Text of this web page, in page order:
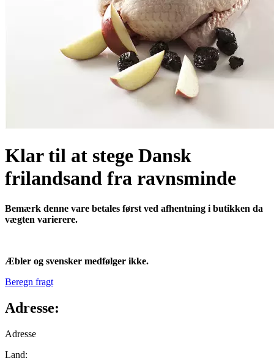
Klar til at stege Dansk
frilandsand fra ravnsminde
Bemærk denne vare betales først ved afhentning i butikken da
vægten varierere.
Æbler og svensker medfølger ikke.
Beregn fragt
Adresse:
Adresse
Land: